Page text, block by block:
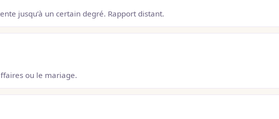
jusqu’à un certain degré. Rapport distant.
ou le mariage.